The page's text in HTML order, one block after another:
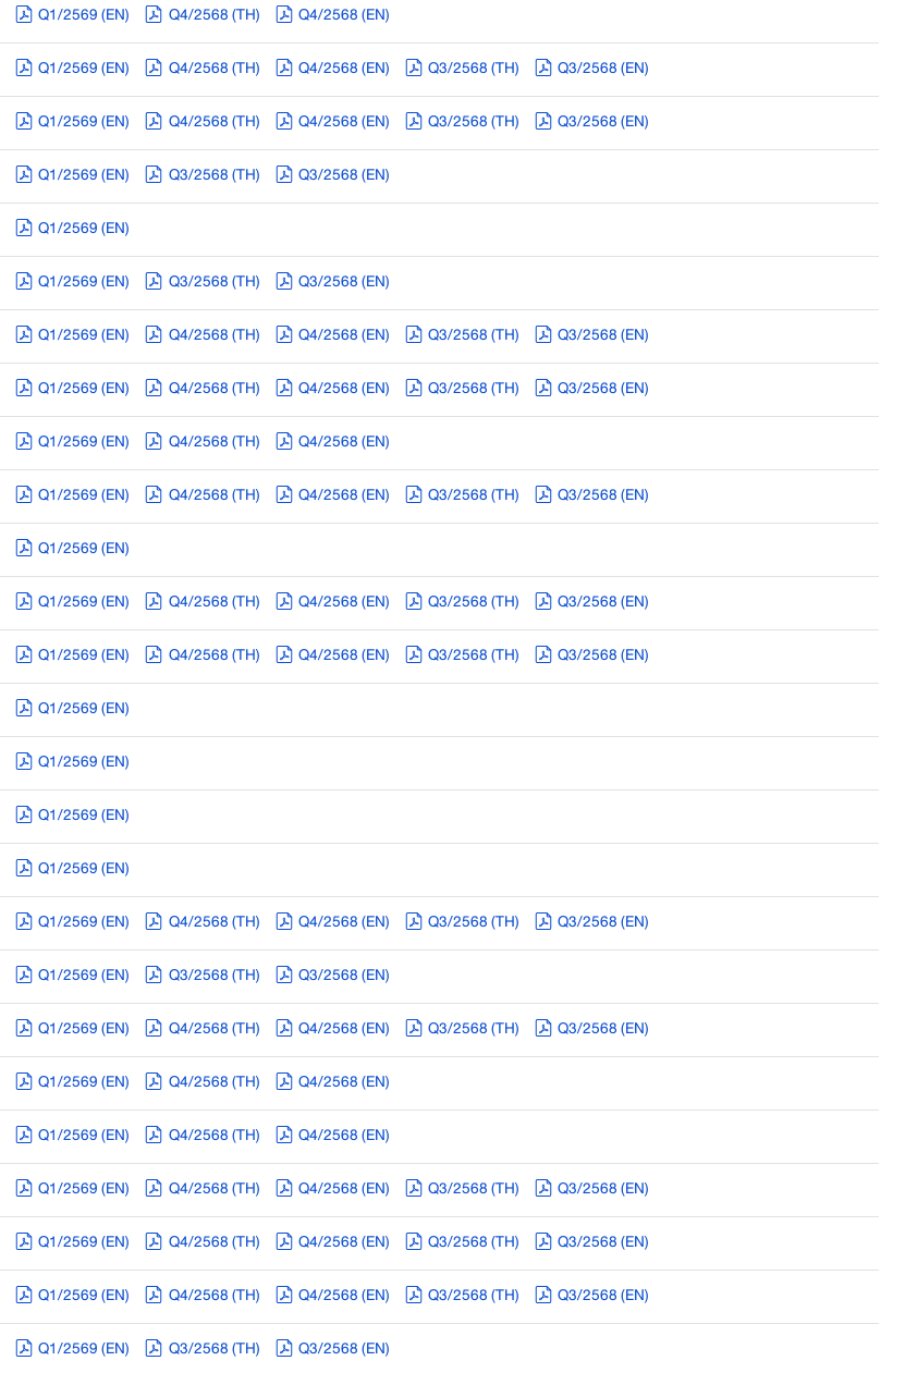
Q1/2569 (EN) Q4/2568 (TH) Q4/2568 (EN)
Q1/2569 (EN) Q4/2568 (TH) Q4/2568 (EN) Q3/2568 (TH) Q3/2568 (EN)
Q1/2569 (EN) Q4/2568 (TH) Q4/2568 (EN) Q3/2568 (TH) Q3/2568 (EN)
Q1/2569 (EN) Q3/2568 (TH) Q3/2568 (EN)
Q1/2569 (EN)
Q1/2569 (EN) Q3/2568 (TH) Q3/2568 (EN)
Q1/2569 (EN) Q4/2568 (TH) Q4/2568 (EN) Q3/2568 (TH) Q3/2568 (EN)
Q1/2569 (EN) Q4/2568 (TH) Q4/2568 (EN) Q3/2568 (TH) Q3/2568 (EN)
Q1/2569 (EN) Q4/2568 (TH) Q4/2568 (EN)
Q1/2569 (EN) Q4/2568 (TH) Q4/2568 (EN) Q3/2568 (TH) Q3/2568 (EN)
Q1/2569 (EN)
Q1/2569 (EN) Q4/2568 (TH) Q4/2568 (EN) Q3/2568 (TH) Q3/2568 (EN)
Q1/2569 (EN) Q4/2568 (TH) Q4/2568 (EN) Q3/2568 (TH) Q3/2568 (EN)
Q1/2569 (EN)
Q1/2569 (EN)
Q1/2569 (EN)
Q1/2569 (EN)
Q1/2569 (EN) Q4/2568 (TH) Q4/2568 (EN) Q3/2568 (TH) Q3/2568 (EN)
Q1/2569 (EN) Q3/2568 (TH) Q3/2568 (EN)
Q1/2569 (EN) Q4/2568 (TH) Q4/2568 (EN) Q3/2568 (TH) Q3/2568 (EN)
Q1/2569 (EN) Q4/2568 (TH) Q4/2568 (EN)
Q1/2569 (EN) Q4/2568 (TH) Q4/2568 (EN)
Q1/2569 (EN) Q4/2568 (TH) Q4/2568 (EN) Q3/2568 (TH) Q3/2568 (EN)
Q1/2569 (EN) Q4/2568 (TH) Q4/2568 (EN) Q3/2568 (TH) Q3/2568 (EN)
Q1/2569 (EN) Q4/2568 (TH) Q4/2568 (EN) Q3/2568 (TH) Q3/2568 (EN)
Q1/2569 (EN) Q3/2568 (TH) Q3/2568 (EN)